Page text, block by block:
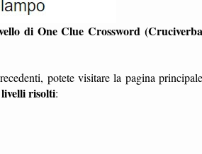
di One Clue Crossword
potete visitare la pagina principale
risolti: